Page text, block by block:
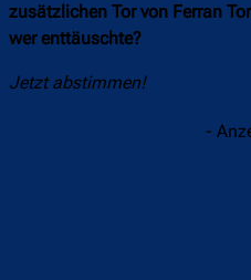
zusätzlichen Tor von Ferran
wer enttäuschte?
Jetzt abstimmen!
-